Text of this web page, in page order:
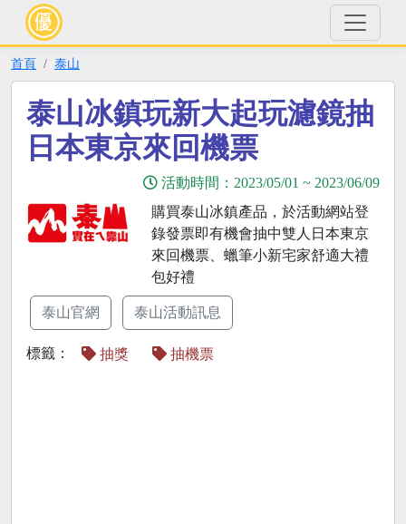
首頁 泰山
泰山冰鎮玩新大起玩濾鏡抽
日本東京來回機票
活動時間： 2023/05/01 ~ 2023/06/09
購買泰山冰鎮產品，於活動網站登
錄發票即有機會抽中雙人日本東京
來回機票、蠟筆小新宅家舒適大禮
包好禮
泰山官網 泰山活動訊息
標籤： 抽獎 抽機票